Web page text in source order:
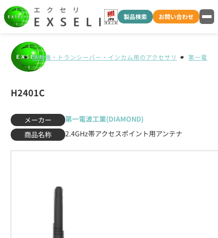
製品検索 お問い合わせ
無線機・トランシーバー・インカム用のアクセサリ 第一電波
H2401C
メーカー
第一電波工業(DIAMOND)
商品名称
2.4GHz帯アクセスポイント用アンテナ